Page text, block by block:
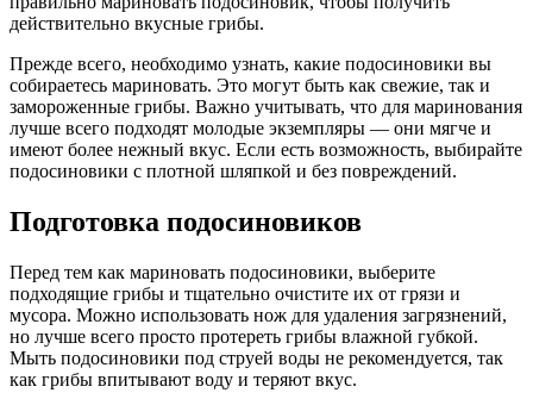
действительно вкусные грибы.
Прежде всего, необходимо узнать, какие подосиновики вы
собираетесь мариновать. Это могут быть как свежие, так и
замороженные грибы. Важно учитывать, что для маринования
лучше всего подходят молодые экземпляры — они мягче и
имеют более нежный вкус. Если есть возможность, выбирайте
подосиновики с плотной шляпкой и без повреждений.
Подготовка подосиновиков
Перед тем как мариновать подосиновики, выберите
подходящие грибы и тщательно очистите их от грязи и
мусора. Можно использовать нож для удаления загрязнений,
но лучше всего просто протереть грибы влажной губкой.
Мыть подосиновики под струей воды не рекомендуется, так
как грибы впитывают воду и теряют вкус.